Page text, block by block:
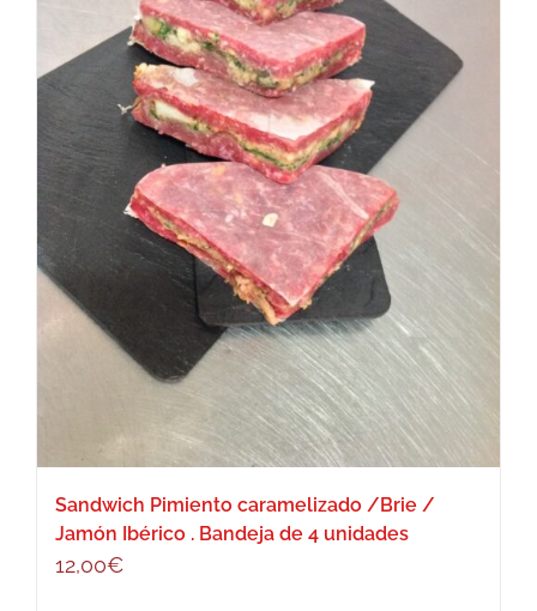
Sandwich Pimiento caramelizado /Brie /
Jamón Ibérico . Bandeja de 4 unidades
12,00€